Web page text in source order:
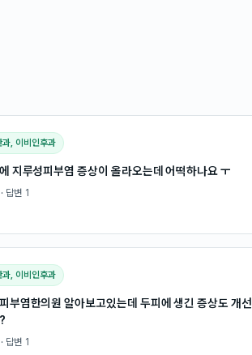
과, 이비인후과
지루성피부염 증상이 올라오는데 어떡하나요 ㅜ
· 답변 1
과, 이비인후과
부염한의원 알아보고있는데 두피에 생긴 증상도 개선
· 답변 1